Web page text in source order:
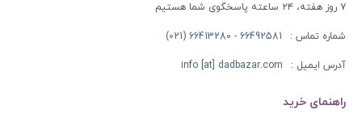
۷ روز هفته، ۲۴ ساعته پاسخگوی شما هستیم
شماره تماس : 66492581 - 66413280 (021)
آدرس ایمیل : info [at] dadbazar.com
راهنمای خرید